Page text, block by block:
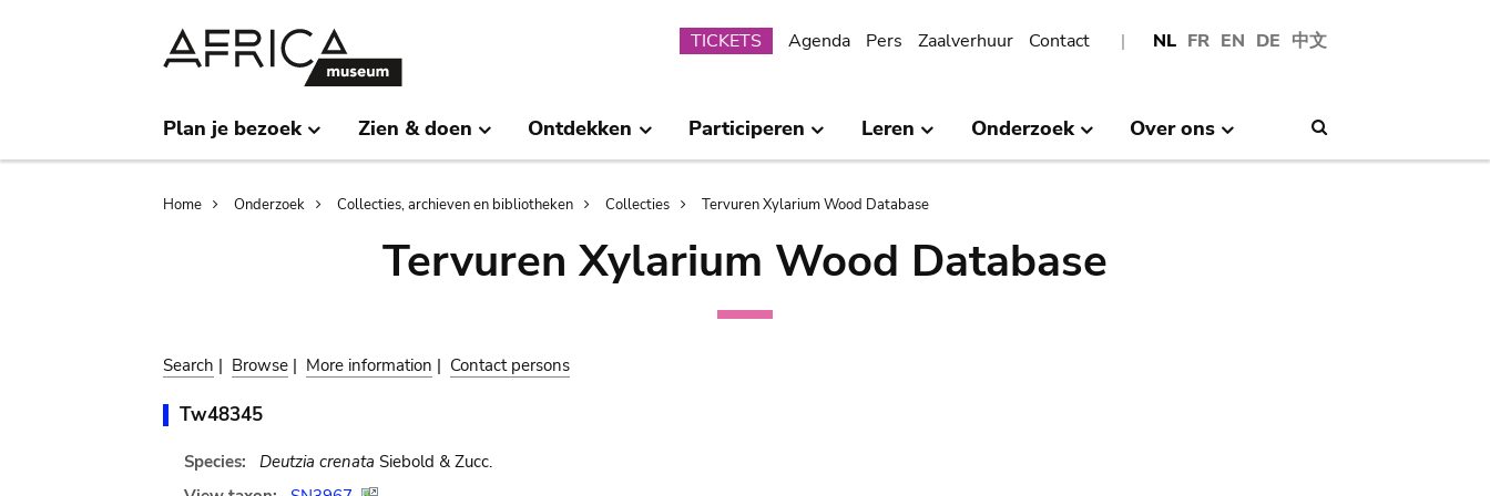
NL FR EN DE 中文
Submenu
TICKETS Agenda Pers Zaalverhuur Contact
Plan je bezoek Zien & doen Ontdekken Participeren Leren Onderzoek Over ons
Breadcrumb
Home Onderzoek Collecties, archieven en bibliotheken Collecties Tervuren Xylarium Wood Database
Tervuren Xylarium Wood Database
Search | Browse | More information | Contact persons
Tw48345
Species: Deutzia crenata Siebold & Zucc.